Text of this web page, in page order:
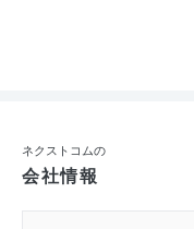
ネクストコムの
会社情報